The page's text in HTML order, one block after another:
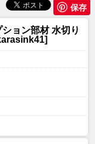
保存
ョン部材 水切り